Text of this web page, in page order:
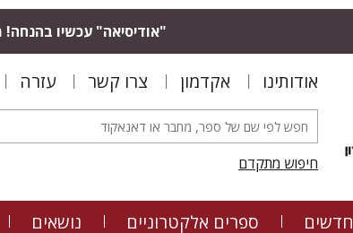
"אודיסיאה" עכשיו
אודותינו אקדמון צרו קשר עזרה
חיפוש מתקדם
חדשים ספרים אלקטרוניים נושאים